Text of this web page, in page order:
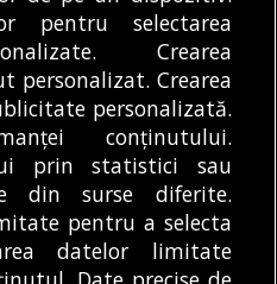
COOKIES
de București.
. Powered by TRS Design.
Cookie
Policy (EU)
Cookie
Policy
pentru selectarea
Crearea
personalizat. Crearea
personalizată.
conținutului.
prin statistici sau
din surse diferite.
pentru a selecta
datelor limitate